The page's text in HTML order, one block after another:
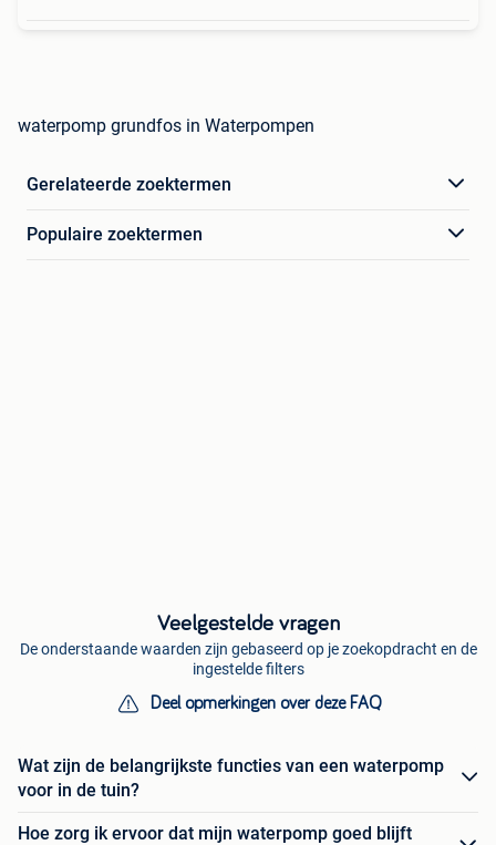
waterpomp grundfos in Waterpompen
Gerelateerde zoektermen
Populaire zoektermen
Veelgestelde vragen
De onderstaande waarden zijn gebaseerd op je zoekopdracht en de
ingestelde filters
Deel opmerkingen over deze FAQ
Wat zijn de belangrijkste functies van een waterpomp
voor in de tuin?
Hoe zorg ik ervoor dat mijn waterpomp goed blijft